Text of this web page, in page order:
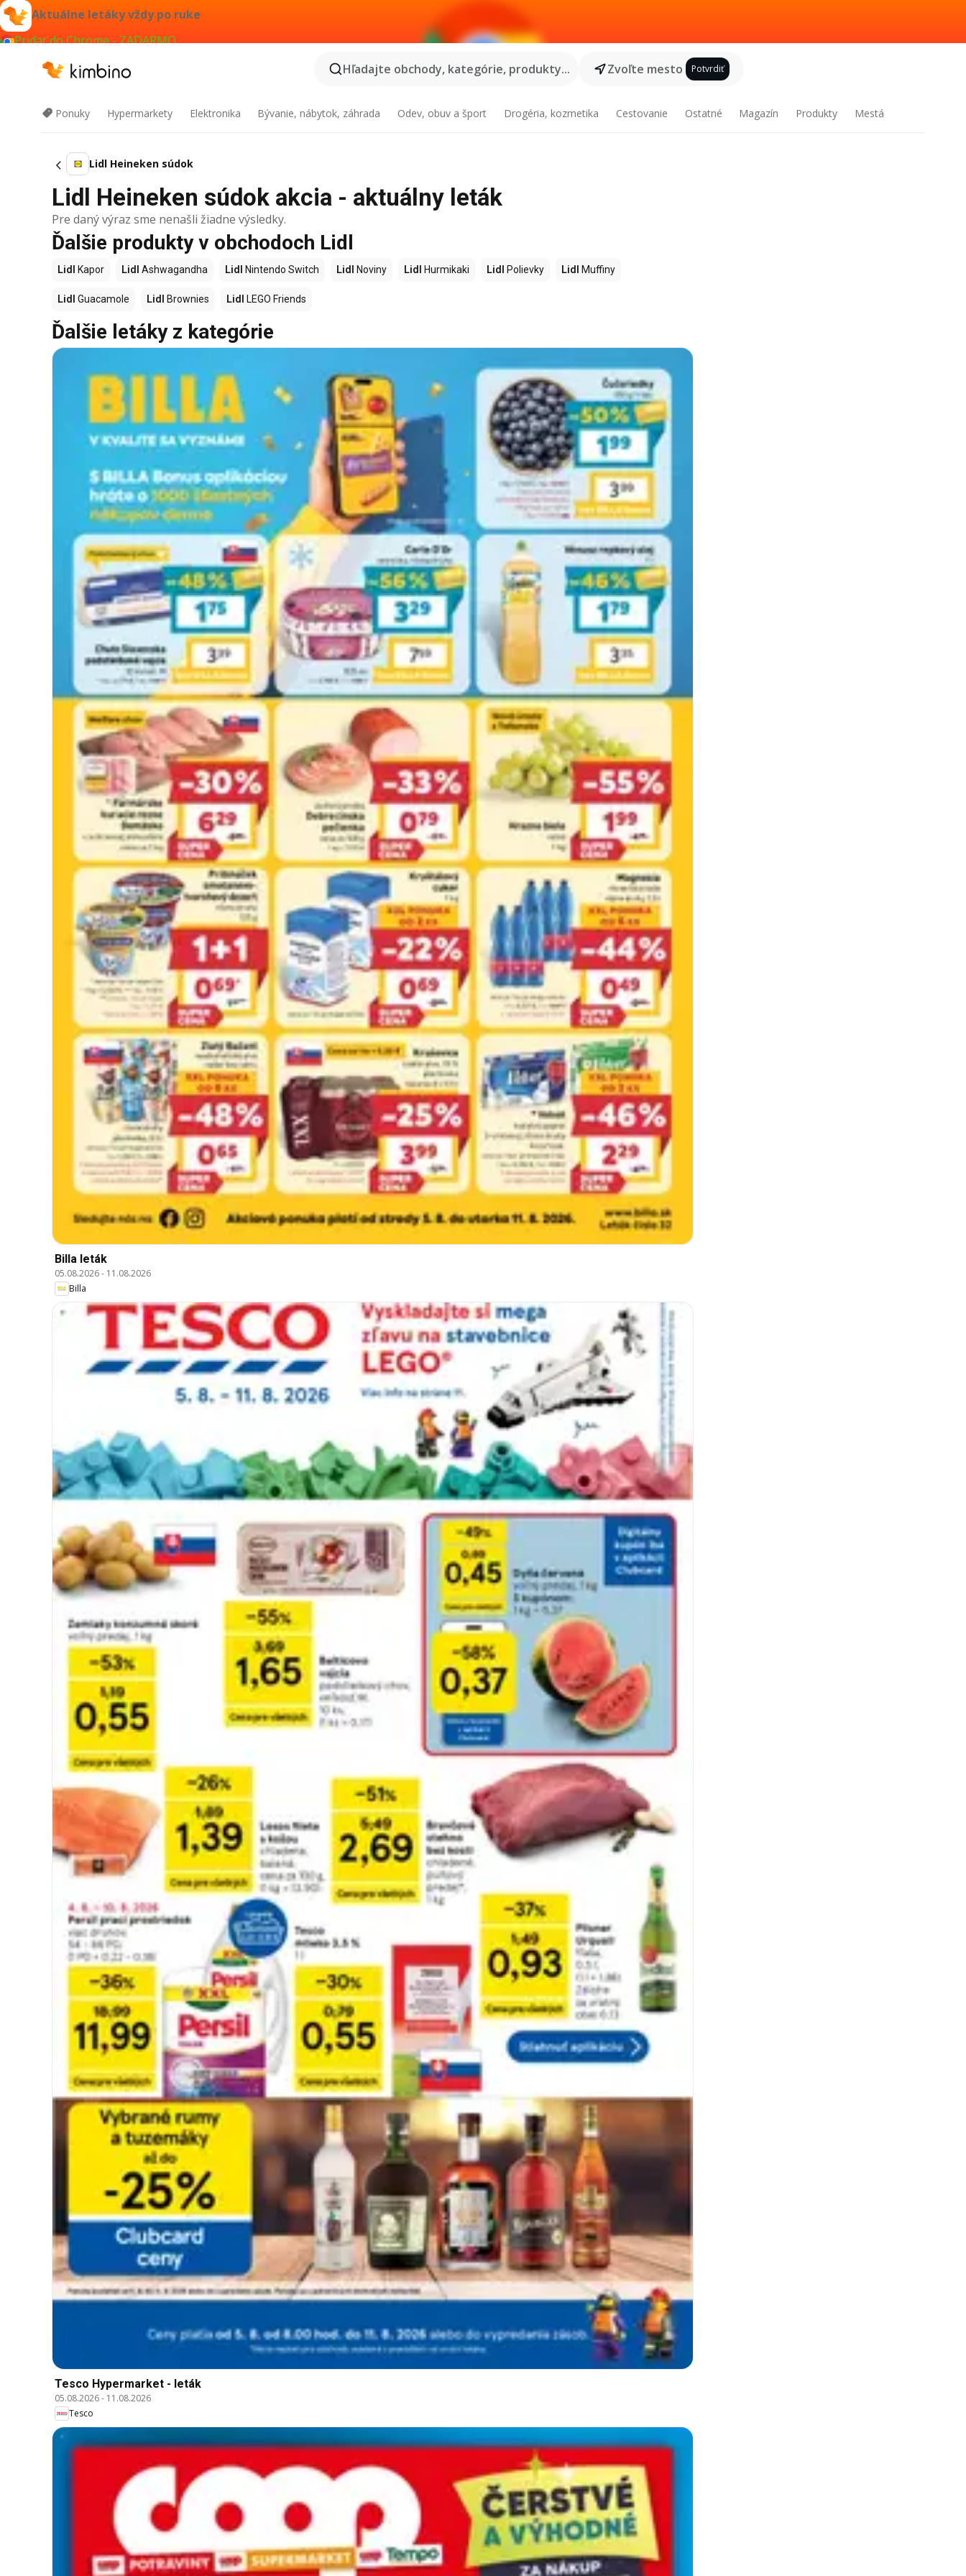
Aktuálne letáky vždy po ruke
Pridať do Chrome - ZADARMO
Hľadajte obchody, kategórie, produkty...
Zvoľte mesto Potvrdiť
Ponuky Hypermarkety Elektronika Bývanie, nábytok, záhrada Odev, obuv a šport Drogéria, kozmetika Cestovanie Ostatné Magazín Produkty Mestá
Lidl Heineken súdok
Lidl Heineken súdok akcia - aktuálny leták
Pre daný výraz sme nenašli žiadne výsledky.
Ďalšie produkty v obchodoch Lidl
Lidl Kapor Lidl Ashwagandha Lidl Nintendo Switch Lidl Noviny Lidl Hurmikaki Lidl Polievky Lidl Muffiny
Lidl Guacamole Lidl Brownies Lidl LEGO Friends
Ďalšie letáky z kategórie
Billa leták
05.08.2026- 11.08.2026
Billa
Tesco Hypermarket - leták
05.08.2026- 11.08.2026
Tesco